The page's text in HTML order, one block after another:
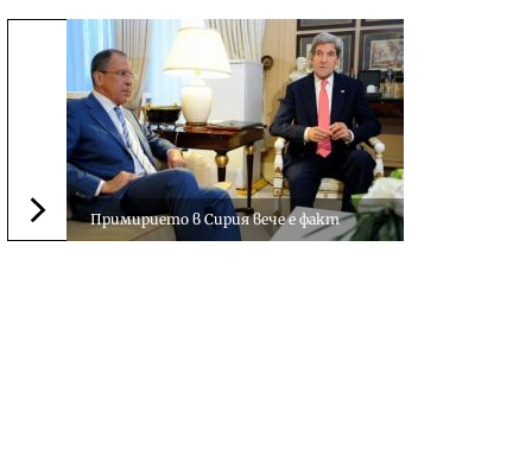
Следваща новина
Примирието в Сирия вече е факт